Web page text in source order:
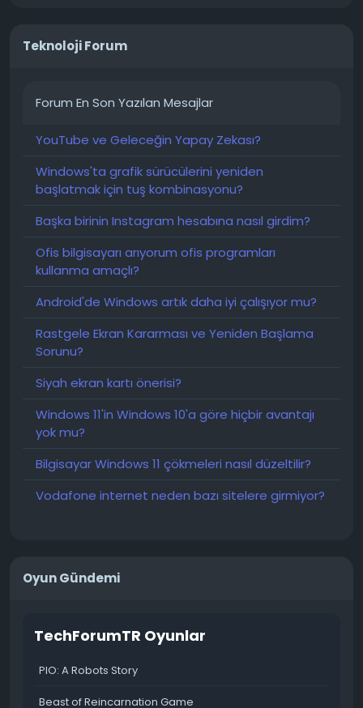
Teknoloji Forum
Forum En Son Yazılan Mesajlar
YouTube ve Geleceğin Yapay Zekası?
Windows'ta grafik sürücülerini yeniden
başlatmak için tuş kombinasyonu?
Başka birinin Instagram hesabına nasıl girdim?
Ofis bilgisayarı arıyorum ofis programları
kullanma amaçlı?
Android'de Windows artık daha iyi çalışıyor mu?
Rastgele Ekran Kararması ve Yeniden Başlama
Sorunu?
Siyah ekran kartı önerisi?
Windows 11'in Windows 10'a göre hiçbir avantajı
yok mu?
Bilgisayar Windows 11 çökmeleri nasıl düzeltilir?
Vodafone internet neden bazı sitelere girmiyor?
Oyun Gündemi
TechForumTR Oyunlar
PIO: A Robots Story
Beast of Reincarnation Game